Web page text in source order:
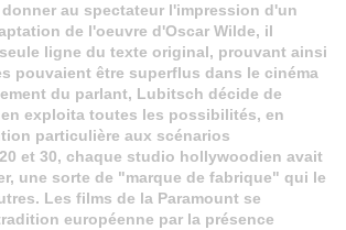
au spectateur l'impression d'un
de l'oeuvre d'Oscar Wilde, il
ligne du texte original, prouvant ainsi
pouvaient être superflus dans le cinéma
du parlant, Lubitsch décide de
exploita toutes les possibilités, en
particulière aux scénarios
et 30, chaque studio hollywoodien avait
une sorte de "marque de fabrique" qui le
Les films de la Paramount se
européenne par la présence